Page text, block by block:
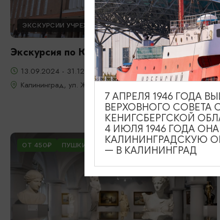
ЭКСКУРСИИ УЧРЕЖДЕНИЙ КУЛЬТУРЫ
Экскурсия по Южному вокзалу
13.09.2024 - 31.12.2026
Калининград, ул. Железнодорожная, д. 13-23
ОТ 450₽ ПУШКИНСКАЯ КАРТА
7 АПРЕЛЯ 1946 ГОДА
ВЕРХОВНОГО СОВЕТА
КЕНИГСБЕРГСКОЙ
4 ИЮЛЯ 1946 ГОДА
КАЛИНИНГРАДСКУЮ
— В КАЛИНИНГРАД